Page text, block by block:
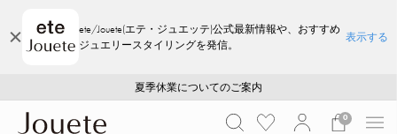
ete/Jouete(エテ・ジュエッテ)公式最新情報や、おすすめ
ジュエリースタイリングを発信。
表示する
採用のご案内
ご注文いただいたお品物のお届け状況について
夏季休業についてのご案内
WEB LIMITED ITEMS >>
採用のご案内
ご注文いただいたお品物のお届け状況について
0